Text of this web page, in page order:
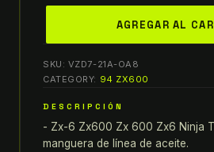
6
ZX
600
ZX6
AGREGAR AL
SKU: VZD7-21A-OA8
CATEGORY: 94 ZX600
DESCRIPCIÓN
- Zx-6 Zx600 Zx 600 Zx6 Ninja
manguera de línea de aceite.